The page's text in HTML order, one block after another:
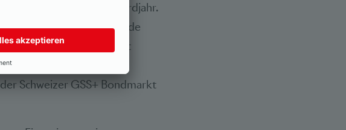
sich Rekordjahr an Rekordjahr.
Bonds auch hierzulande
Die Schweiz hat
für GSS+ Bonds
Schweizer GSS+ Bondmarkt